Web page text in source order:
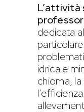
dedicata
idrica e
chioma,